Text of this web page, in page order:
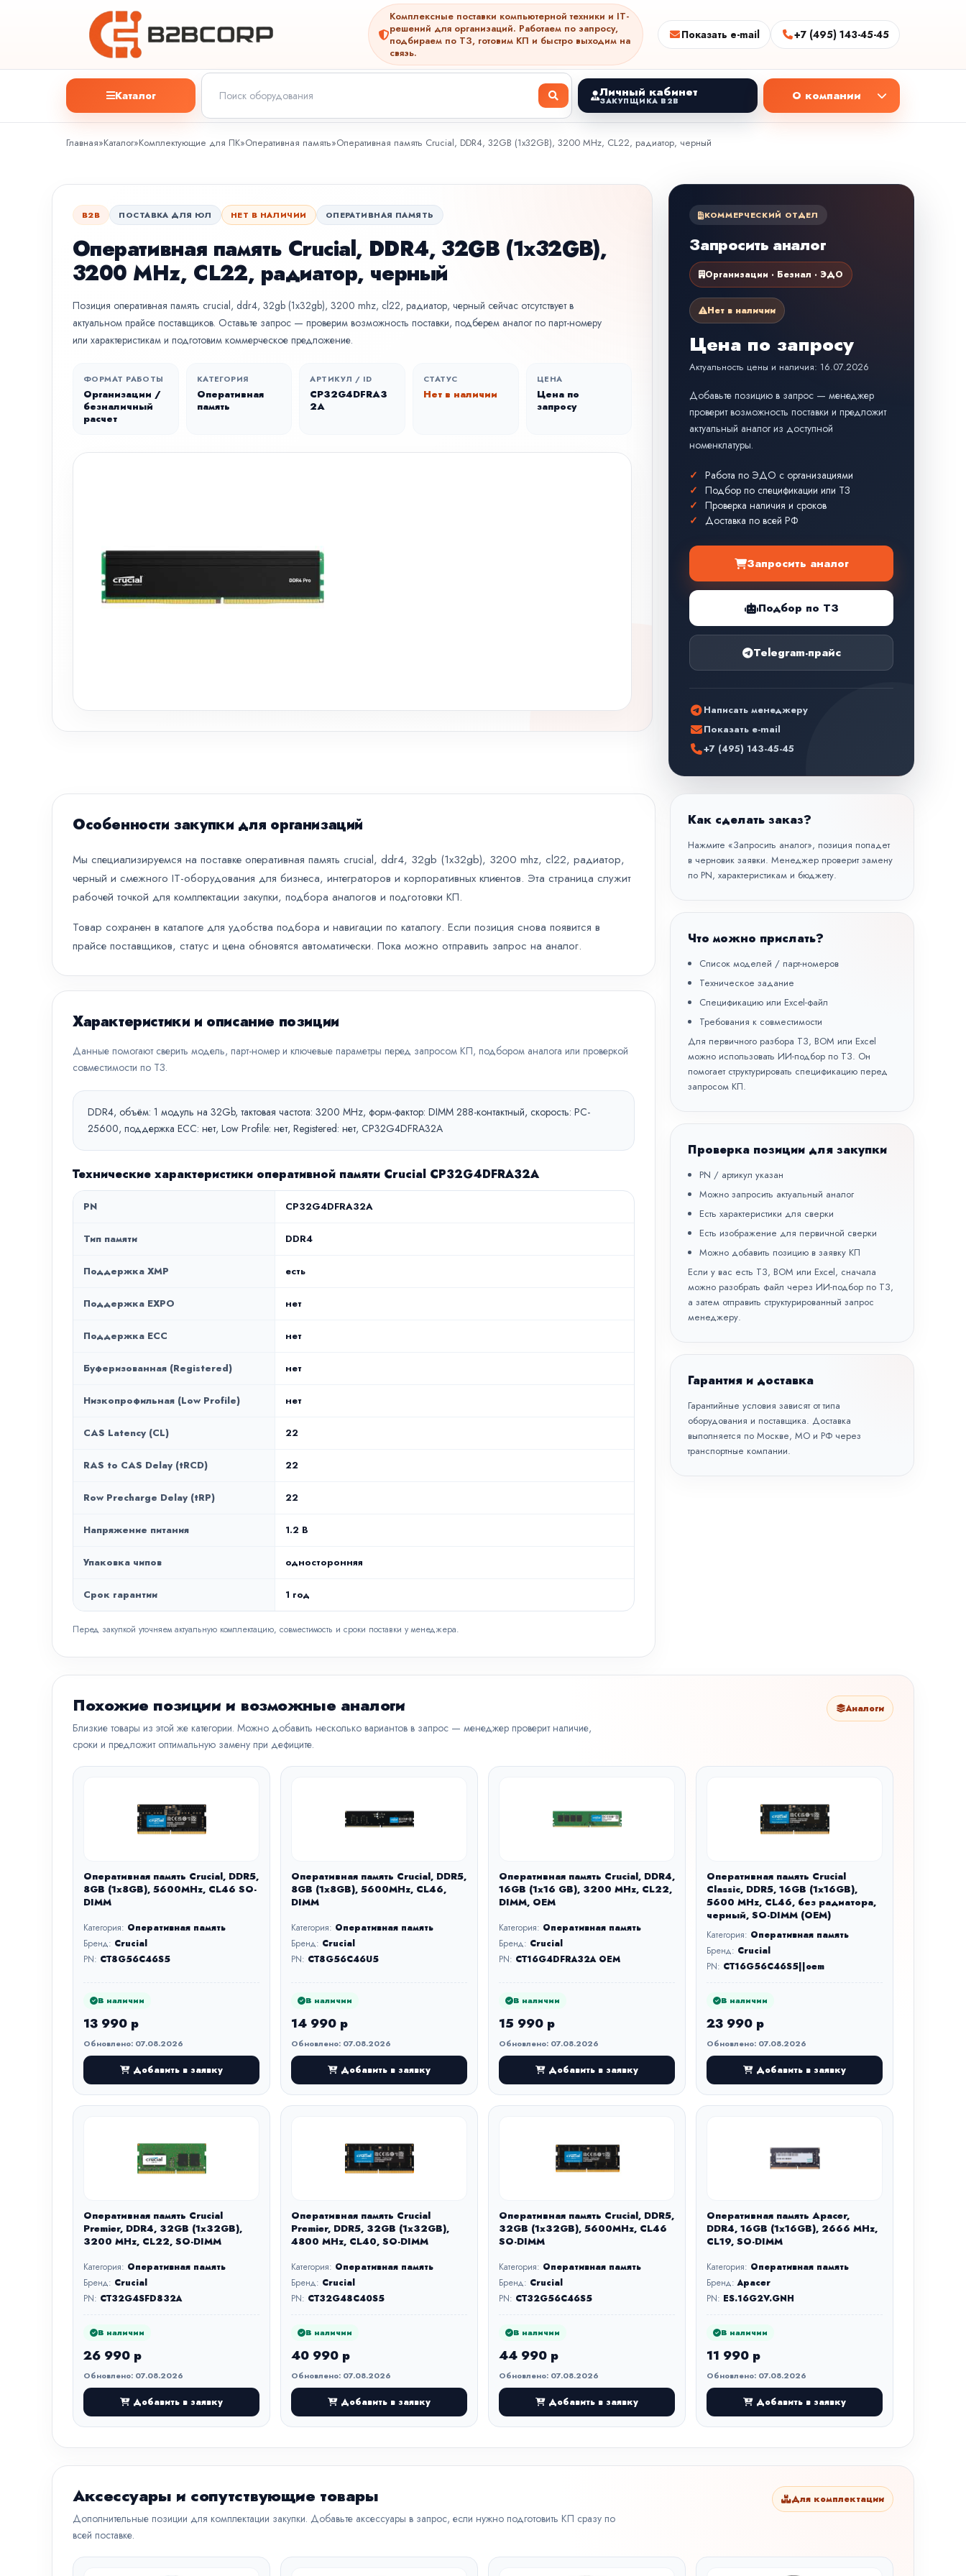
Комплексные поставки компьютерной техники и IT-
решений для организаций. Работаем по запросу,
подбираем по ТЗ, готовим КП и быстро выходим на
связь.
Показать e-mail +7 (495) 143-45-45
Каталог Личный кабинет
ЗАКУПЩИКА B2B О компании
Главная»Каталог»Комплектующие для ПК»Оперативная память»Оперативная память Crucial, DDR4, 32GB (1x32GB), 3200 MHz, CL22, радиатор, черный
B2B ПОСТАВКА ДЛЯ ЮЛ НЕТ В НАЛИЧИИ ОПЕРАТИВНАЯ ПАМЯТЬ
Оперативная память Crucial, DDR4, 32GB (1x32GB),
3200 MHz, CL22, радиатор, черный
Позиция оперативная память crucial, ddr4, 32gb (1x32gb), 3200 mhz, cl22, радиатор, черный сейчас отсутствует в
актуальном прайсе поставщиков. Оставьте запрос — проверим возможность поставки, подберем аналог по парт-номеру
или характеристикам и подготовим коммерческое предложение.
ФОРМАТ РАБОТЫ
Организации /
безналичный
расчет
КАТЕГОРИЯ
Оперативная
память
АРТИКУЛ / ID
CP32G4DFRA3
2A
СТАТУС
Нет в наличии
ЦЕНА
Цена по
запросу
КОММЕРЧЕСКИЙ ОТДЕЛ
Запросить аналог
Организации · Безнал · ЭДО
Нет в наличии
Цена по запросу
Актуальность цены и наличия: 16.07.2026
Добавьте позицию в запрос — менеджер
проверит возможность поставки и предложит
актуальный аналог из доступной
номенклатуры.
Работа по ЭДО с организациями
Подбор по спецификации или ТЗ
Проверка наличия и сроков
Доставка по всей РФ
Запросить аналог
Подбор по ТЗ
Telegram-прайс
Написать менеджеру
Показать e-mail
+7 (495) 143-45-45
Особенности закупки для организаций
Мы специализируемся на поставке оперативная память crucial, ddr4, 32gb (1x32gb), 3200 mhz, cl22, радиатор,
черный и смежного IT-оборудования для бизнеса, интеграторов и корпоративных клиентов. Эта страница служит
рабочей точкой для комплектации закупки, подбора аналогов и подготовки КП.
Товар сохранен в каталоге для удобства подбора и навигации по каталогу. Если позиция снова появится в
прайсе поставщиков, статус и цена обновятся автоматически. Пока можно отправить запрос на аналог.
Характеристики и описание позиции
Данные помогают сверить модель, парт-номер и ключевые параметры перед запросом КП, подбором аналога или проверкой
совместимости по ТЗ.
DDR4, объём: 1 модуль на 32Gb, тактовая частота: 3200 MHz, форм-фактор: DIMM 288-контактный, скорость: PC-
25600, поддержка ECC: нет, Low Profile: нет, Registered: нет, CP32G4DFRA32A
Технические характеристики оперативной памяти Crucial CP32G4DFRA32A
PN CP32G4DFRA32A
Тип памяти DDR4
Поддержка XMP есть
Поддержка EXPO нет
Поддержка ECC нет
Буферизованная (Registered) нет
Низкопрофильная (Low Profile) нет
CAS Latency (CL) 22
RAS to CAS Delay (tRCD) 22
Row Precharge Delay (tRP) 22
Напряжение питания 1.2 В
Упаковка чипов односторонняя
Срок гарантии 1 год
Перед закупкой уточняем актуальную комплектацию, совместимость и сроки поставки у менеджера.
Как сделать заказ?
Нажмите «Запросить аналог», позиция попадет
в черновик заявки. Менеджер проверит замену
по PN, характеристикам и бюджету.
Что можно прислать?
Список моделей / парт-номеров
Техническое задание
Спецификацию или Excel-файл
Требования к совместимости
Для первичного разбора ТЗ, BOM или Excel
можно использовать ИИ-подбор по ТЗ. Он
помогает структурировать спецификацию перед
запросом КП.
Проверка позиции для закупки
PN / артикул указан
Можно запросить актуальный аналог
Есть характеристики для сверки
Есть изображение для первичной сверки
Можно добавить позицию в заявку КП
Если у вас есть ТЗ, BOM или Excel, сначала
можно разобрать файл через ИИ-подбор по ТЗ,
а затем отправить структурированный запрос
менеджеру.
Гарантия и доставка
Гарантийные условия зависят от типа
оборудования и поставщика. Доставка
выполняется по Москве, МО и РФ через
транспортные компании.
Похожие позиции и возможные аналоги
Близкие товары из этой же категории. Можно добавить несколько вариантов в запрос — менеджер проверит наличие,
сроки и предложит оптимальную замену при дефиците.
Аналоги
Оперативная память Crucial, DDR5,
8GB (1x8GB), 5600MHz, CL46 SO-
DIMM
Категория: Оперативная память
Бренд: Crucial
PN: CT8G56C46S5
В наличии
13 990 р
Обновлено: 07.08.2026
Добавить в заявку
Оперативная память Crucial, DDR5,
8GB (1x8GB), 5600MHz, CL46,
DIMM
Категория: Оперативная память
Бренд: Crucial
PN: CT8G56C46U5
В наличии
14 990 р
Обновлено: 07.08.2026
Добавить в заявку
Оперативная память Crucial, DDR4,
16GB (1x16 GB), 3200 MHz, CL22,
DIMM, OEM
Категория: Оперативная память
Бренд: Crucial
PN: CT16G4DFRA32A OEM
В наличии
15 990 р
Обновлено: 07.08.2026
Добавить в заявку
Оперативная память Crucial
Classic, DDR5, 16GB (1x16GB),
5600 MHz, CL46, без радиатора,
черный, SO-DIMM (OEM)
Категория: Оперативная память
Бренд: Crucial
PN: CT16G56C46S5||oem
В наличии
23 990 р
Обновлено: 07.08.2026
Добавить в заявку
Оперативная память Crucial
Premier, DDR4, 32GB (1x32GB),
3200 MHz, CL22, SO-DIMM
Категория: Оперативная память
Бренд: Crucial
PN: CT32G4SFD832A
В наличии
26 990 р
Обновлено: 07.08.2026
Добавить в заявку
Оперативная память Crucial
Premier, DDR5, 32GB (1x32GB),
4800 MHz, CL40, SO-DIMM
Категория: Оперативная память
Бренд: Crucial
PN: CT32G48C40S5
В наличии
40 990 р
Обновлено: 07.08.2026
Добавить в заявку
Оперативная память Crucial, DDR5,
32GB (1x32GB), 5600MHz, CL46
SO-DIMM
Категория: Оперативная память
Бренд: Crucial
PN: CT32G56C46S5
В наличии
44 990 р
Обновлено: 07.08.2026
Добавить в заявку
Оперативная память Apacer,
DDR4, 16GB (1x16GB), 2666 MHz,
CL19, SO-DIMM
Категория: Оперативная память
Бренд:Apacer
PN: ES.16G2V.GNH
В наличии
11 990 р
Обновлено: 07.08.2026
Добавить в заявку
Аксессуары и сопутствующие товары
Дополнительные позиции для комплектации закупки. Добавьте аксессуары в запрос, если нужно подготовить КП сразу по
всей поставке.
Для комплектации